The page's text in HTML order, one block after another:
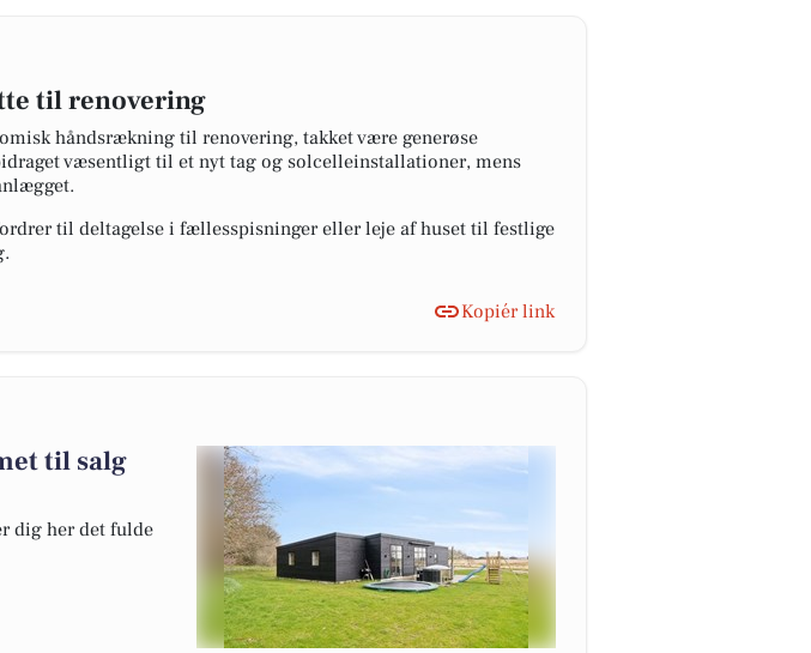
til renovering
håndsrækning til renovering, takket være generøse
væsentligt til et nyt tag og solcelleinstallationer, mens
til deltagelse i fællesspisninger eller leje af huset til festlige
Kopiér link
til salg
dig her det fulde